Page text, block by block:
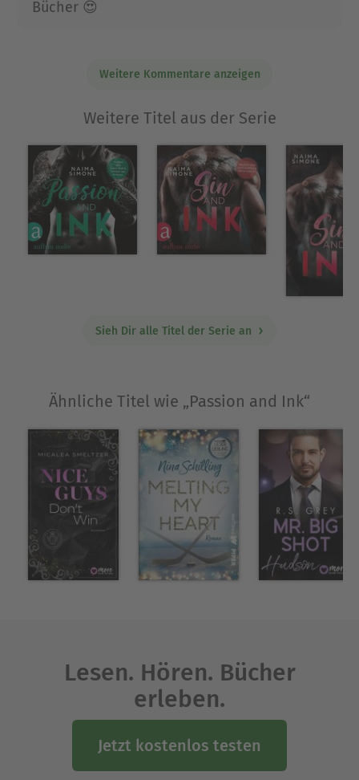
Bücher 😍
Weitere Kommentare anzeigen
Weitere Titel aus der Serie
Sieh Dir alle Titel der Serie an
Ähnliche Titel wie „Passion and Ink“
Lesen. Hören. Bücher
erleben.
Jetzt kostenlos testen